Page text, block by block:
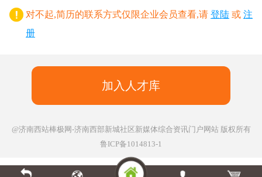
对不起,简历的联系方式仅限企业会员查看,请 登陆 或 注
册
加入人才库
@济南西站棒极网-济南西部新城社区新媒体综合资讯门户网站版权所有
鲁ICP备1014813-1